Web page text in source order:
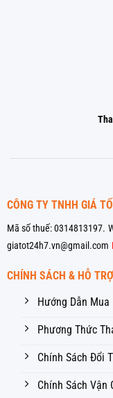
CÔNG TY TNHH GIÁ
Mã số thuế: 0314813197.
giatot24h7.vn@gmail.com
CHÍNH SÁCH & HỖ TRỢ
Hướng Dẫn Mua
Phương Thức
Chính Sách Đổi
Chính Sách Vận